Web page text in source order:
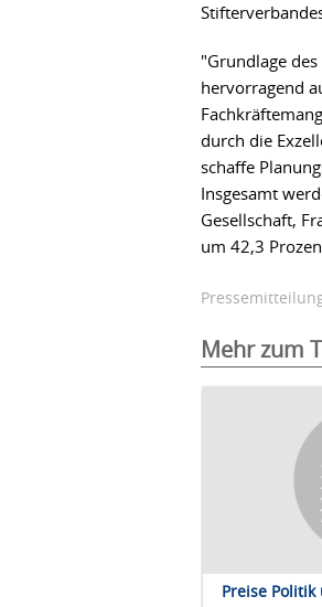
"Grundlage
hervorragend
durch die
schaffe
Insgesamt
Gesellschaft,
um 42,3
Mehr zum
Preise